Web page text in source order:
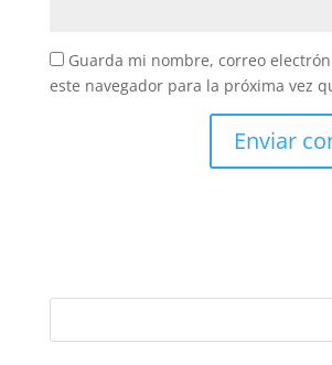
Guarda mi nombre, correo
este navegador para la próxima vez